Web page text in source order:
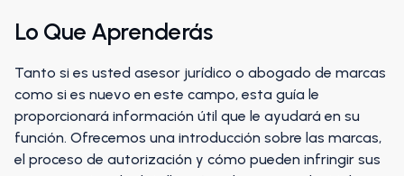
Lo Que Aprenderás
Tanto si es usted asesor jurídico o abogado de marcas
como si es nuevo en este campo, esta guía le
proporcionará información útil que le ayudará en su
función. Ofrecemos una introducción sobre las marcas,
el proceso de autorización y cómo pueden infringir sus